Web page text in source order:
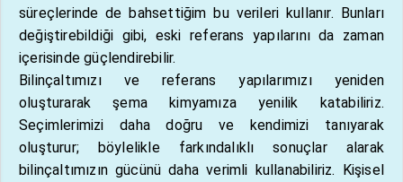
süreçlerinde de bahsettiğim bu verileri kullanır. Bunları
değiştirebildiği gibi, eski referans yapılarını da zaman
içerisinde güçlendirebilir.
Bilinçaltımızı ve referans yapılarımızı yeniden
oluşturarak şema kimyamıza yenilik katabiliriz.
Seçimlerimizi daha doğru ve kendimizi tanıyarak
oluşturur; böylelikle farkındalıklı sonuçlar alarak
bilinçaltımızın gücünü daha verimli kullanabiliriz. Kişisel